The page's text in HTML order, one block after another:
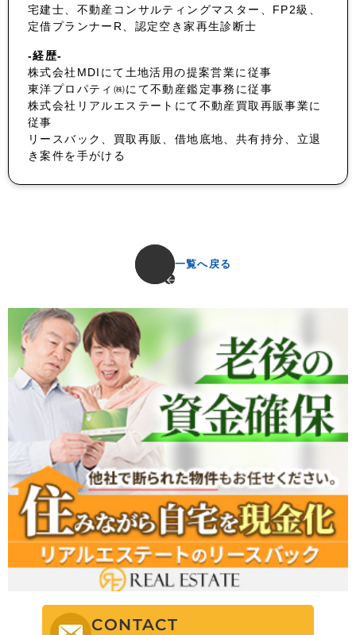
宅建士、不動産コンサルティングマスター、FP2級、
定借プランナーR、認定空き家再生診断士
-経歴-
株式会社MDIにて土地活用の提案営業に従事
東洋プロパティ㈱にて不動産鑑定事務に従事
株式会社リアルエステートにて不動産買取再販事業に
従事
リースバック、買取再販、借地底地、共有持分、立退
き案件を手がける
一覧へ戻る
CONTACT